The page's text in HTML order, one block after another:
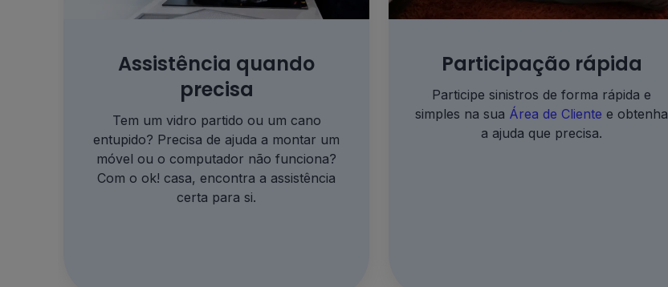
Assistência quando
precisa
Tem um vidro partido ou um cano
entupido? Precisa de ajuda a montar um
móvel ou o computador não funciona?
Com o ok! casa, encontra a assistência
certa para si.
Participação rápida
Participe sinistros de forma rápida e
simples na sua Área de Cliente e obtenha
a ajuda que precisa.